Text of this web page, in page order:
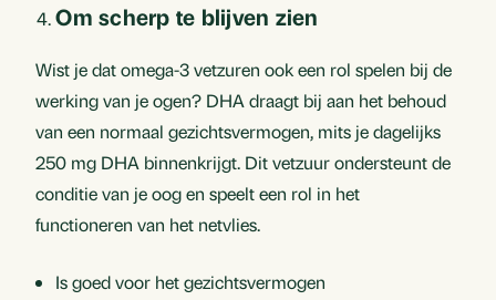
Om scherp te blijven zien
Wist je dat omega-3 vetzuren ook een rol spelen bij de
werking van je ogen? DHA draagt bij aan het behoud
van een normaal gezichtsvermogen, mits je dagelijks
250 mg DHA binnenkrijgt. Dit vetzuur ondersteunt de
conditie van je oog en speelt een rol in het
functioneren van het netvlies.
Is goed voor het gezichtsvermogen